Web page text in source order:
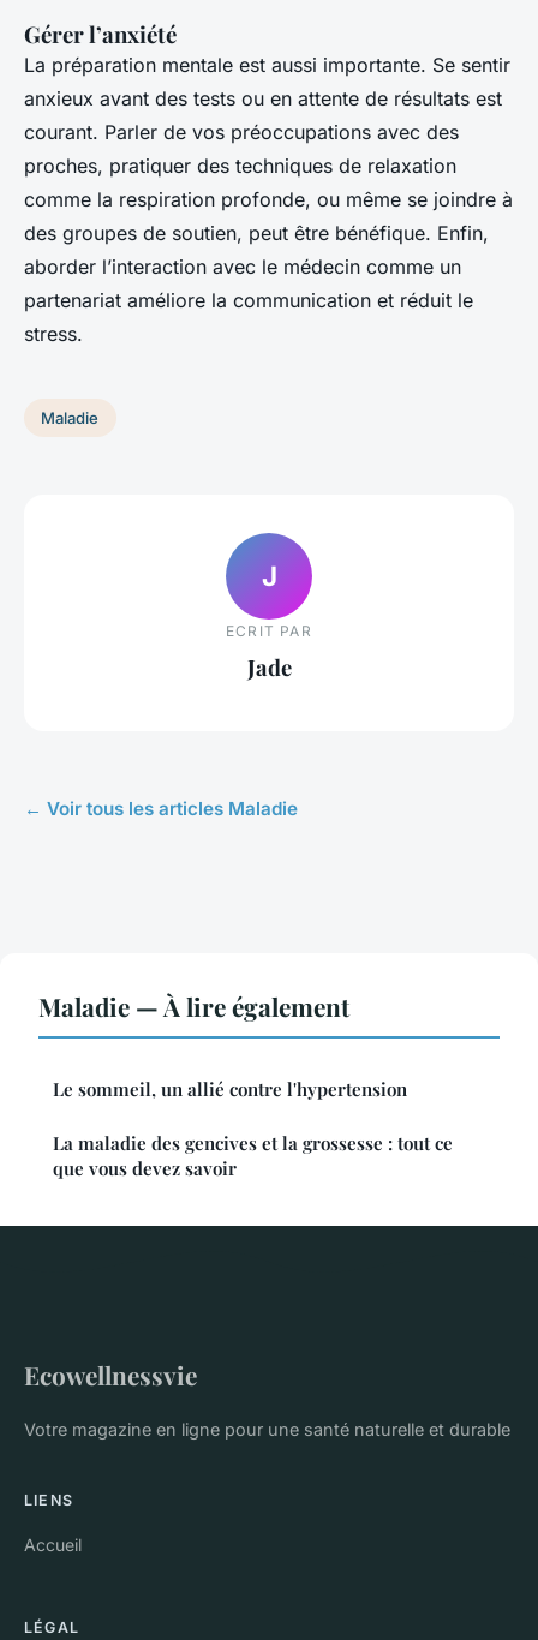
Gérer l’anxiété
La préparation mentale est aussi importante. Se sentir
anxieux avant des tests ou en attente de résultats est
courant. Parler de vos préoccupations avec des
proches, pratiquer des techniques de relaxation
comme la respiration profonde, ou même se joindre à
des groupes de soutien, peut être bénéfique. Enfin,
aborder l’interaction avec le médecin comme un
partenariat améliore la communication et réduit le
stress.
Maladie
J
ECRIT PAR
Jade
← Voir tous les articles Maladie
Maladie — À lire également
Le sommeil, un allié contre l'hypertension
La maladie des gencives et la grossesse : tout ce
que vous devez savoir
Ecowellnessvie
Votre magazine en ligne pour une santé naturelle et durable
LIENS
Accueil
LÉGAL